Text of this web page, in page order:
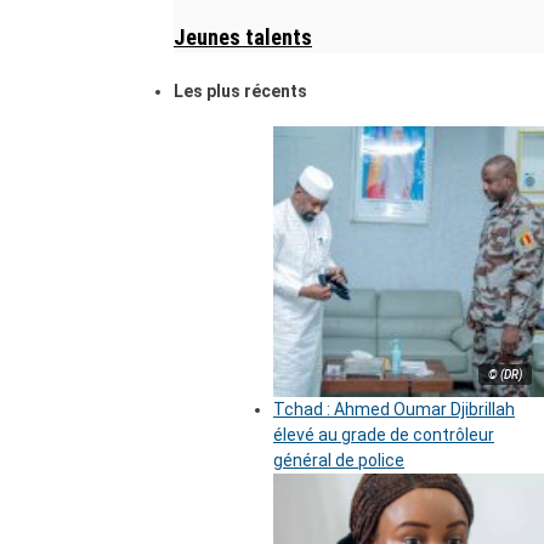
Jeunes talents
Les plus récents
© (DR)
Tchad : Ahmed Oumar Djibrillah
élevé au grade de contrôleur
général de police